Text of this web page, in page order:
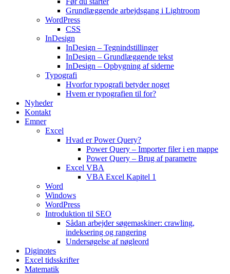
Grundlæggende arbejdsgang i Lightroom
WordPress
CSS
InDesign
InDesign – Tegnindstillinger
InDesign – Grundlæggende tekst
InDesign – Opbygning af siderne
Typografi
Hvorfor typografi betyder noget
Hvem er typografien til for?
Nyheder
Kontakt
Emner
Excel
Hvad er Power Query?
Power Query – Importer filer i en mappe
Power Query – Brug af parametre
Excel VBA
VBA Excel Kapitel 1
Word
Windows
WordPress
Introduktion til SEO
Sådan arbejder søgemaskiner: crawling,
indeksering og rangering
Undersøgelse af nøgleord
Diginotes
Excel tidsskrifter
Matematik